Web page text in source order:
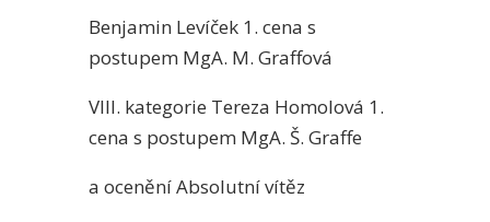
Benjamin Levíček 1. cena s
postupem MgA. M. Graffová
VIII. kategorie Tereza Homolová 1.
cena s postupem MgA. Š. Graffe
a ocenění Absolutní vítěz